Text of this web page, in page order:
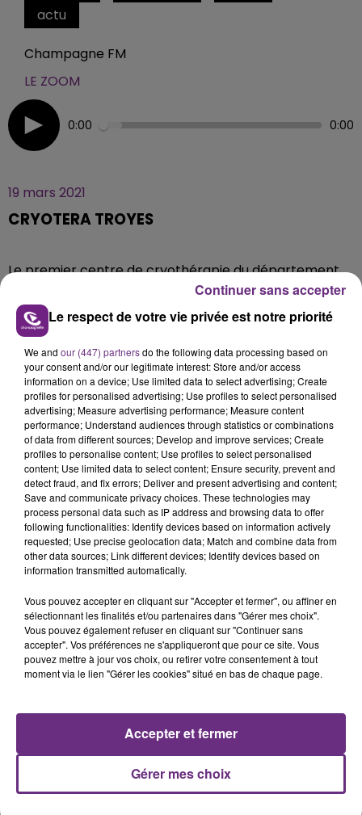
actu
Champagne FM
LE ZOOM
0:00 0:00
19 mars 2021
CRYOTERA TROYES
Le premier centre de cryothérapie du département
de l'Aube a ouvert ses portes. Découvrez le concept
dans le Zoom.
TITRES DIFFUSÉS
22h51
22h51
ROSALIA
La Perla
22h47
22h47
INDOCHINE
Nos Celebrations
22h44
22h44 22h40
22h40
Le respect de votre vie privée est notre priorité
We and our (447) partnersdo the following data processing based on
your consent and/or our legitimate interest: Store and/or access
information on a device; Use limited data to select advertising; Create
profiles for personalised advertising; Use profiles to select personalised
advertising; Measure advertising performance; Measure content
performance; Understand audiences through statistics or combinations
of data from different sources; Develop and improve services; Create
profiles to personalise content; Use profiles to select personalised
content; Use limited data to select content; Ensure security, prevent and
detect fraud, and fix errors; Deliver and present advertising and content;
Save and communicate privacy choices. These technologies may
process personal data such as IP address and browsing data to offer
following functionalities: Identify devices based on information actively
requested; Use precise geolocation data; Match and combine data from
other data sources; Link different devices; Identify devices based on
information transmitted automatically.
Vous pouvez accepter en cliquant sur "Accepter et fermer", ou affiner en
sélectionnant les finalités et/ou partenaires dans "Gérer mes choix".
Vous pouvez également refuser en cliquant sur "Continuer sans
accepter". Vos préférences ne s'appliqueront que pour ce site. Vous
pouvez mettre à jour vos choix, ou retirer votre consentement à tout
moment via le lien "Gérer les cookies" situé en bas de chaque page.
Gérer mes choix
Accepter et fermer
Continuer sans accepter